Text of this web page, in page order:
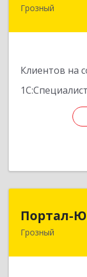
Грозный
Клиентов на
1С:Специалист
Портал-
Грозный
364906,